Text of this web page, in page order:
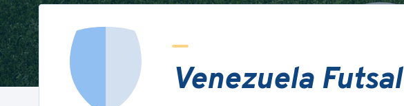
Venezuela Futsal